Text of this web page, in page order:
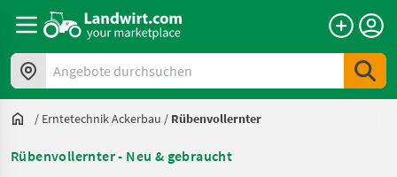
Angebote durchsuchen
/ Erntetechnik Ackerbau / Rübenvollernter
Rübenvollernter - Neu & gebraucht